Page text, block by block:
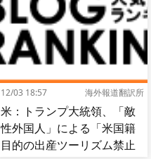
12/03 18:57 海外報道翻訳所
米：トランプ大統領、「敵
性外国人」による「米国籍
目的の出産ツーリズム禁止